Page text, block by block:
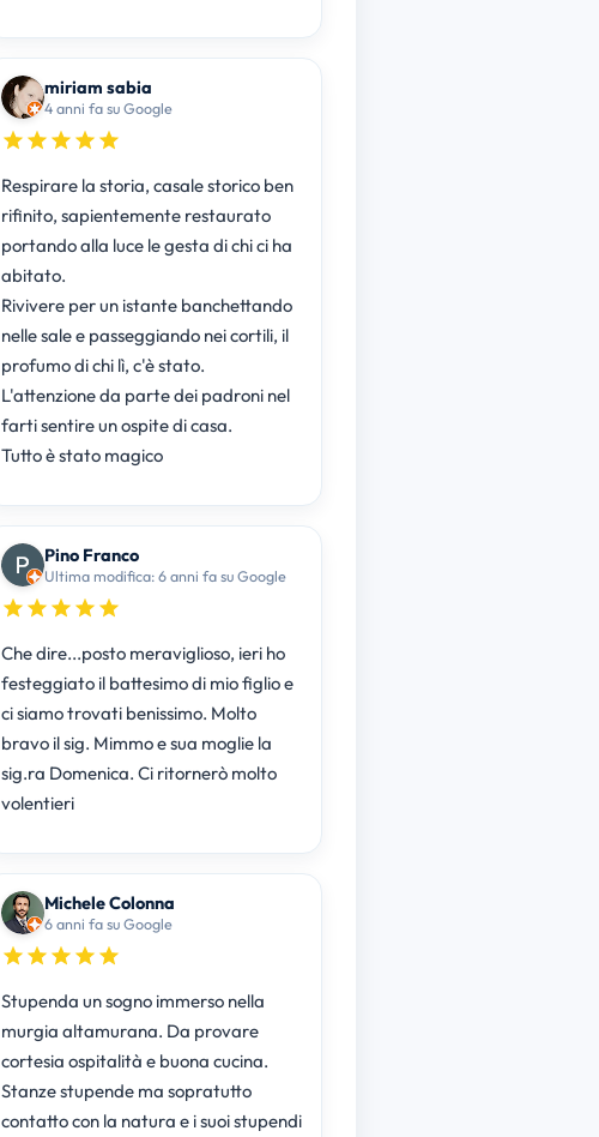
miriam sabia
4 anni fa su Google
Respirare la storia, casale storico ben
rifinito, sapientemente restaurato
portando alla luce le gesta di chi ci ha
abitato.
Rivivere per un istante banchettando
nelle sale e passeggiando nei cortili, il
profumo di chi lì, c'è stato.
L'attenzione da parte dei padroni nel
farti sentire un ospite di casa.
Tutto è stato magico
Pino Franco
Ultima modifica: 6 anni fa su Google
Che dire...posto meraviglioso, ieri ho
festeggiato il battesimo di mio figlio e
ci siamo trovati benissimo. Molto
bravo il sig. Mimmo e sua moglie la
sig.ra Domenica. Ci ritornerò molto
volentieri
Michele Colonna
6 anni fa su Google
Stupenda un sogno immerso nella
murgia altamurana. Da provare
cortesia ospitalità e buona cucina.
Stanze stupende ma sopratutto
contatto con la natura e i suoi stupendi